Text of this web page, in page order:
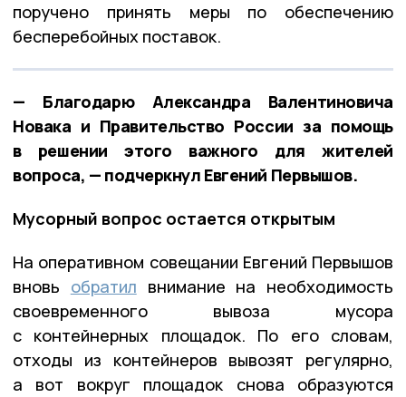
поручено принять меры по обеспечению
бесперебойных поставок.
— Благодарю Александра Валентиновича
Новака и Правительство России за помощь
в решении этого важного для жителей
вопроса, — подчеркнул Евгений Первышов.
Мусорный вопрос остается открытым
На оперативном совещании Евгений Первышов
вновь обратил внимание на необходимость
своевременного вывоза мусора
с контейнерных площадок. По его словам,
отходы из контейнеров вывозят регулярно,
а вот вокруг площадок снова образуются